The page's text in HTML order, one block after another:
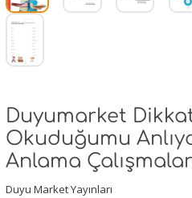
Duyumarket
Okuduğumu
Anlama
Duyu Market Yayınları